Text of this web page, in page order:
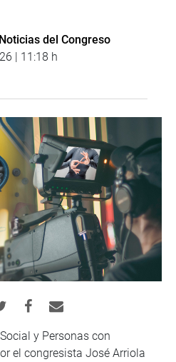
del Congreso
| 11:18 h
y Personas con
el congresista José Arriola